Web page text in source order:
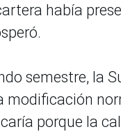
había
semestre, la
modificación
porque la